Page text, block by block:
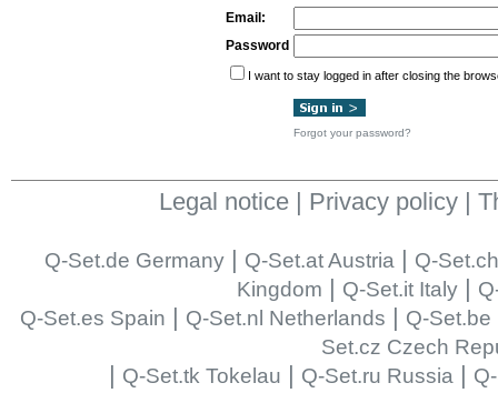
Email:
Password
I want to stay logged in after closing the
Forgot your password?
Legal notice | Privacy policy |
Q-Set.de Germany| Q-Set.at Austria| Q-
Kingdom | Q-Set.it Italy|
Q-Set.es Spain | Q-Set.nl Netherlands | Q-Set.be
Set.cz Czech
| Q-Set.tk Tokelau | Q-Set.ru Russia |